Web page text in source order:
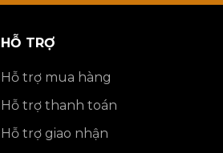
HỖ TRỢ
Hỗ trợ mua hàng
Hỗ trợ thanh toán
Hỗ trợ giao nhận